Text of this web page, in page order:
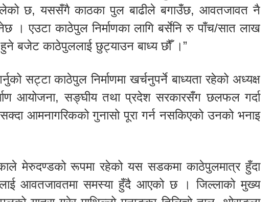
छ, यससँगै काठका पुल बाढीले बगाउँछ, आवतजावत नै
। एउटा काठेपुल निर्माणका लागि बर्सेनि रु पाँच/सात लाख
बजेट काठेपुललाई छुट्याउन बाध्य छौँ ।”
सट्टा काठेपुल निर्माणमा खर्चनुपर्ने बाध्यता रहेको अध्यक्ष
आयोजना, सङ्घीय तथा प्रदेश सरकारसँग छलफल गर्दा
आमनागरिकको गुनासो पूरा गर्न नसकिएको उनको भनाइ
मेरुदण्डको रूपमा रहेको यस सडकमा काठेपुलमात्र हुँदा
आवतजावतमा समस्या हुँदै आएको छ । जिल्लाको मुख्य